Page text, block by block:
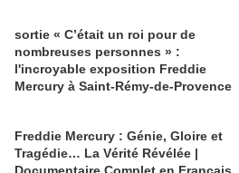
sortie « C’était un roi pour de
nombreuses personnes » :
l'incroyable exposition Freddie
Mercury à Saint-Rémy-de-Provence
Freddie Mercury : Génie, Gloire et
Tragédie… La Vérité Révélée |